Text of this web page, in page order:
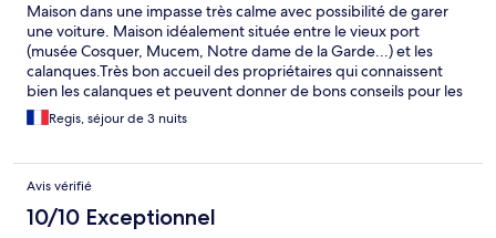
Maison dans une impasse très calme avec possibilité de garer
une voiture. Maison idéalement située entre le vieux port
(musée Cosquer, Mucem, Notre dame de la Garde...) et les
calanques.Très bon accueil des propriétaires qui connaissent
bien les calanques et peuvent donner de bons conseils pour les
promenades et visites à proximité. Une bonne adresse.
Regis, séjour de 3 nuits
Avis vérifié
10/10 Exceptionnel